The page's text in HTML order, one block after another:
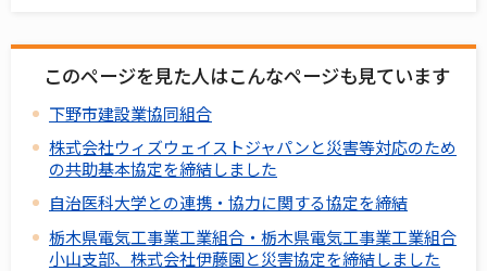
このページを見た人はこんなページも見ています
下野市建設業協同組合
株式会社ウィズウェイストジャパンと災害等対応のため
の共助基本協定を締結しました
自治医科大学との連携・協力に関する協定を締結
栃木県電気工事業工業組合・栃木県電気工事業工業組合
小山支部、株式会社伊藤園と災害協定を締結しました